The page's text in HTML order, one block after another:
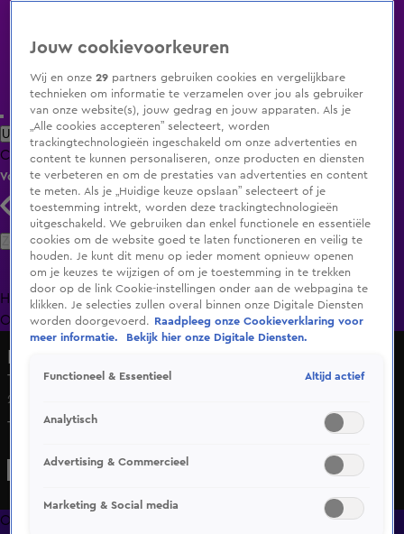
Uitzending Gemist Populaire programma's Zenders Genres
ClipsFilmsRadioSmart TV inlogShop
Volg KIJK
Zoeken
HomeUitzending Gemist Programma's De Bondgenoten
OranjezomerLivestreamsShop
Thuiswinnaar kan winst niet geloven!
28 sep 2025, 19:57
Thuiswinnaar kan winst niet geloven!
Overzicht
Jouw cookievoorkeuren
Wij en onze29 partners gebruiken cookies en vergelijkbare
technieken om informatie te verzamelen over jou als gebruiker
van onze website(s), jouw gedrag en jouw apparaten. Als je
„Alle cookies accepteren” selecteert, worden
trackingtechnologieën ingeschakeld om onze advertenties en
content te kunnen personaliseren, onze producten en diensten
te verbeteren en om de prestaties van advertenties en content
te meten. Als je „Huidige keuze opslaan” selecteert of je
toestemming intrekt, worden deze trackingtechnologieën
uitgeschakeld. We gebruiken dan enkel functionele en essentiële
cookies om de website goed te laten functioneren en veilig te
houden. Je kunt dit menu op ieder moment opnieuw openen
om je keuzes te wijzigen of om je toestemming in te trekken
door op de link Cookie-instellingen onder aan de webpagina te
klikken. Je selecties zullen overal binnen onze Digitale Diensten
worden doorgevoerd.
Raadpleeg onze Cookieverklaring voor
meer informatie.
Bekijk hier onze Digitale Diensten.
Functioneel & Essentieel Altijd actief
Analytisch
Advertising & Commercieel
Marketing & Social media